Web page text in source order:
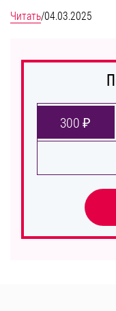
Читать/04.03.2025
300 ₽